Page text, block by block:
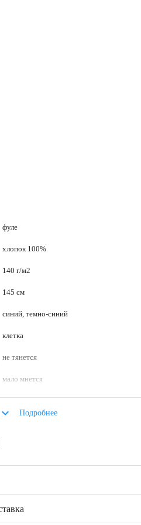
фуле
хлопок 100%
140 г/м2
145 см
синий, темно-синий
клетка
не тянется
мало мнется
- ткань в клетку шириной 145 см и
keyboard_arrow_down Подробнее